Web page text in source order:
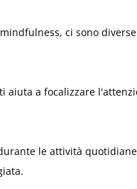
ci sono
aiuta a focalizzare
le attività